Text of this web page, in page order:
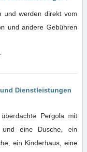
und werden direkt vom
und andere Gebühren
Dienstleistungen
Pergola mit
und eine Dusche, ein
ein Kinderhaus, eine